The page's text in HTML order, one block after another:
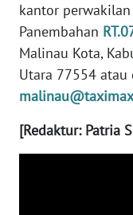
kantor
Panembahan
Malinau Kota,
Utara 77554
[Redaktur: Patria
WN
SUMSEL
WN
BENGKULU
WN